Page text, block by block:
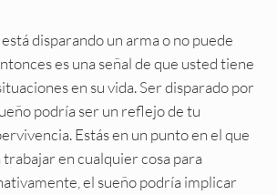
disparando un arma o no puede
es una señal de que usted tiene
en su vida. Ser disparado por
podría ser un reflejo de tu
Estás en un punto en el que
trabajar en cualquier cosa para
el sueño podría implicar